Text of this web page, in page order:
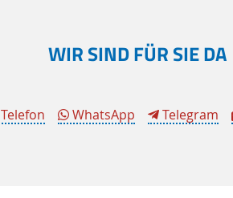
WIR SIND FÜR SIE DA
Telefon WhatsApp Telegram